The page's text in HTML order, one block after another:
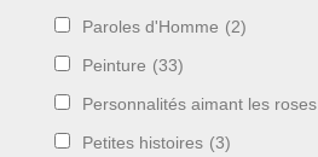
Paroles d'Homme (2)
Peinture (33)
Personnalités aimant les roses
Petites histoires (3)